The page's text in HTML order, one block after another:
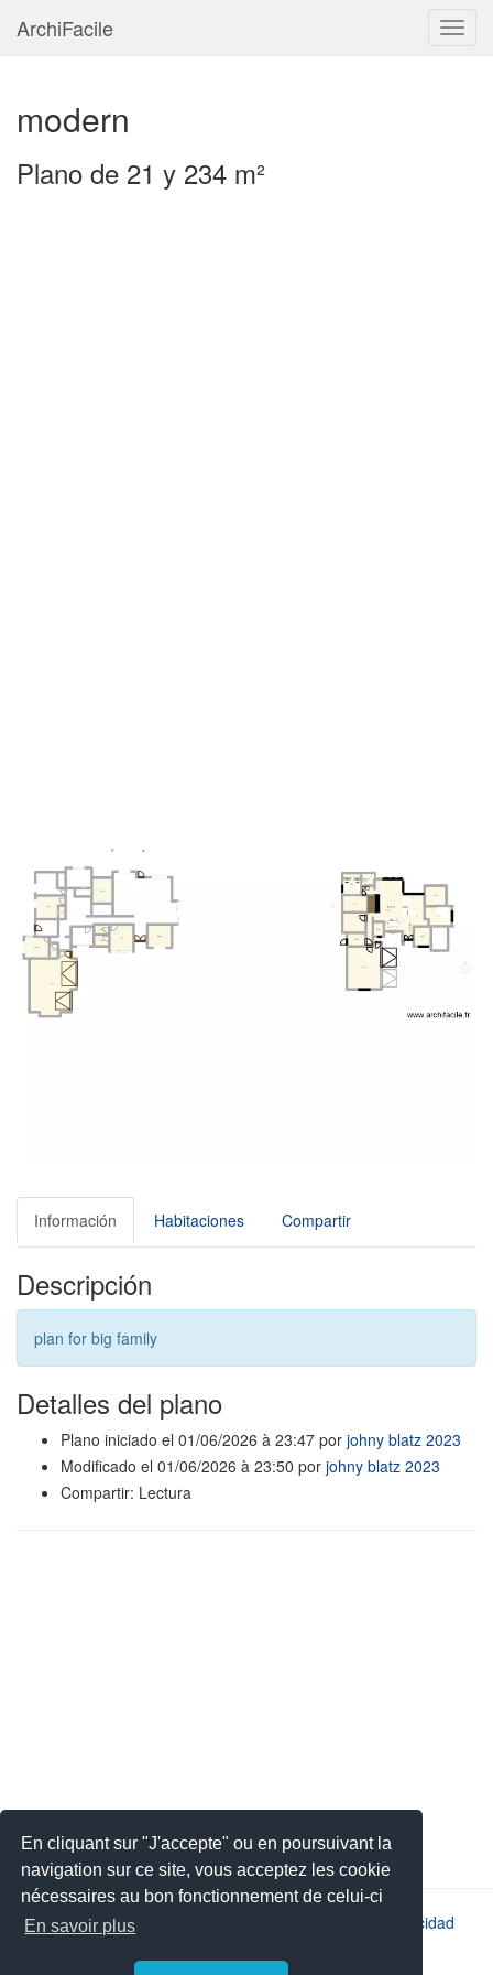
En cliquant sur "J'accepte" ou en poursuivant la
navigation sur ce site, vous acceptez les cookie
nécessaires au bon fonctionnement de celui-ci
En savoir plus
ArchiFacile
modern
Plano de 21 y 234 m²
Información Habitaciones Compartir
Descripción
plan for big family
Detalles del plano
Plano iniciado el 01/06/2026 à 23:47 por johny blatz 2023
Modificado el 01/06/2026 à 23:50 por johny blatz 2023
Compartir: Lectura
2026 © JSYS | Política de privacidad